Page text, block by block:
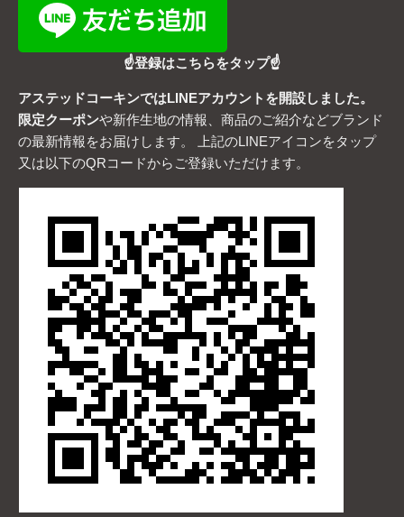
☝登録はこちらをタップ☝
アステッドコーキンではLINEアカウントを開設しました。
限定クーポンや新作生地の情報、商品のご紹介などブランド
の最新情報をお届けします。 上記のLINEアイコンをタップ
又は以下のQRコードからご登録いただけます。